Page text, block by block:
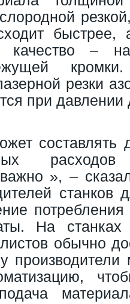
– на
резки
при
составлять
», –
станков
потребления
На
обычно